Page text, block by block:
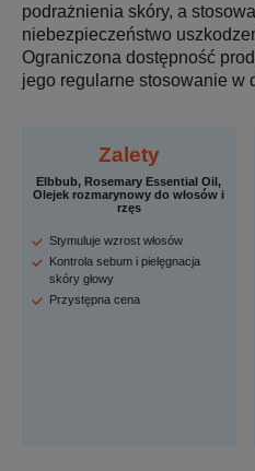
podrażnienia skóry, a
niebezpieczeństwo
Ograniczona dostępność
jego regularne stosowanie w
Zalety
Elbbub, Rosemary Essential Oil,
Olejek rozmarynowy do włosów i
rzęs
Stymuluje wzrost włosów
Kontrola sebum i pielęgnacja
skóry głowy
Przystępna cena